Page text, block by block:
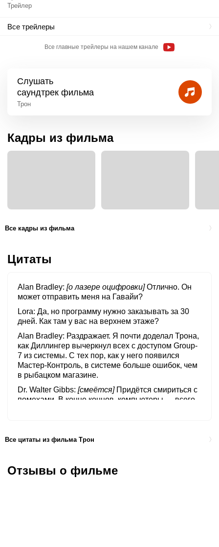
Трейлер
Все трейлеры
Все главные трейлеры на нашем канале
Слушать
саундтрек фильма
Трон
Кадры из фильма
Все кадры из фильма
Цитаты
Alan Bradley [о лазере оцифровки] Отлично. Он
может отправить меня на Гавайи?
Lora Да, но программу нужно заказывать за 30
дней. Как там у вас на верхнем этаже?
Alan Bradley Раздражает. Я почти доделал Трона,
как Диллингер вычеркнул всех с доступом Group-
7 из системы. С тех пор, как у него появился
Мастер-Контроль, в системе больше ошибок, чем
в рыбацком магазине.
Dr. Walter Gibbs [смеётся] Придётся смириться с
помехами. В конце концов, компьютеры — всего
перестанут.
Все цитаты из фильма Трон
Отзывы о фильме